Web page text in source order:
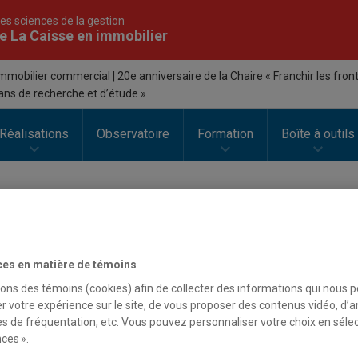
sciences de la gestion
La Caisse en immobilier
commercial | 20e anniversaire de la Chaire « Franchir les
de recherche et d’étude »
Réalisations Observatoire Formation Boîte à outils
spéciale – Immobilier
| 20e anniversaire
« Franchir les
en matière de témoins
des témoins (cookies) afin de collecter des informations qui nous
votre expérience sur le site, de vous proposer des contenus vidéo,
de fréquentation, etc. Vous pouvez personnaliser votre choix en
».